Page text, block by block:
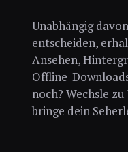
Unabhängig
entscheiden,
Ansehen,
Offline-
noch? Wechsle
bringe dein